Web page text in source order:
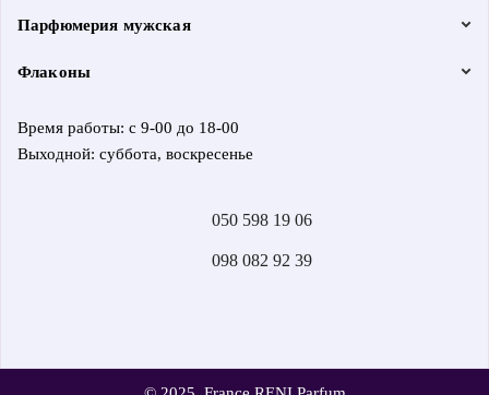
Парфюмерия мужская
Флаконы
Время работы: с 9-00 до 18-00
Выходной: суббота, воскресенье
050 598 19 06
098 082 92 39